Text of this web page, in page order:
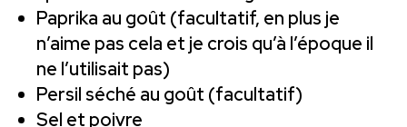
Paprika au goût (facultatif, en plus je
n’aime pas cela et je crois qu’à l’époque il
ne l’utilisait pas)
Persil séché au goût (facultatif)
Sel et poivre